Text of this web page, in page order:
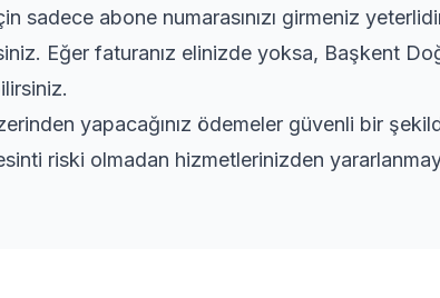
sadece abone numarasınızı girmeniz
Eğer faturanız elinizde yoksa, Başkent
yapacağınız ödemeler güvenli bir
riski olmadan hizmetlerinizden